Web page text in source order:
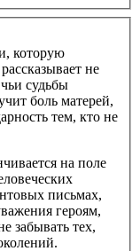
которую
не
судьбы
боль матерей,
тем, кто не
на поле
письмах,
героям,
забывать тех,